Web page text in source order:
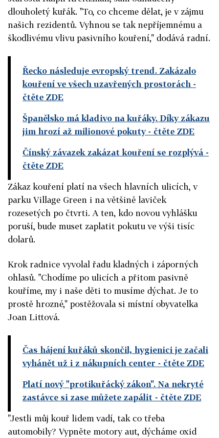
dlouholetý kuřák. "To, co chceme dělat, je v zájmu
našich rezidentů. Vyhnou se tak nepříjemnému a
škodlivému vlivu pasivního kouření," dodává radní.
Řecko následuje evropský trend. Zakázalo
kouření ve všech uzavřených prostorách -
čtěte ZDE
Španělsko má kladivo na kuřáky. Díky zákazu
jim hrozí až milionové pokuty- čtěte ZDE
Čínský závazek zakázat kouření se rozplývá -
čtěte ZDE
Zákaz kouření platí na všech hlavních ulicích, v
parku Village Green i na většině laviček
rozesetých po čtvrti. A ten, kdo novou vyhlášku
poruší, bude muset zaplatit pokutu ve výši tisíc
dolarů.
Krok radnice vyvolal řadu kladných i záporných
ohlasů. "Chodíme po ulicích a přitom pasivně
kouříme, my i naše děti to musíme dýchat. Je to
prostě hrozné," postěžovala si místní obyvatelka
Joan Littová.
Čas hájení kuřáků skončil, hygienici je začali
vyhánět už i z nákupních center - čtěte ZDE
Platí nový "protikuřácký zákon". Na nekryté
zastávce si zase můžete zapálit - čtěte ZDE
"Jestli můj kouř lidem vadí, tak co třeba
automobily? Vypněte motory aut, dýcháme oxid